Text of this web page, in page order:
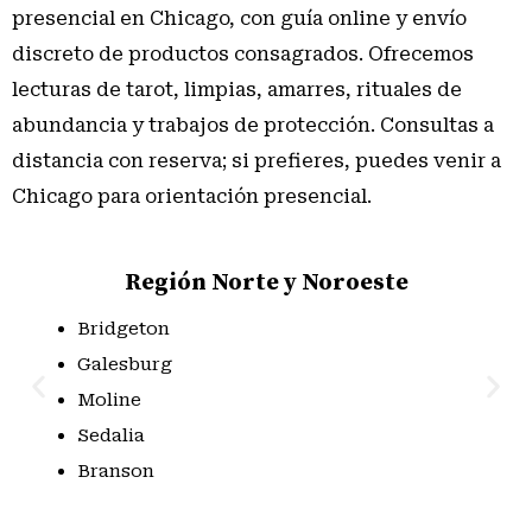
presencial en Chicago, con guía online y envío
discreto de productos consagrados. Ofrecemos
lecturas de tarot, limpias, amarres, rituales de
abundancia y trabajos de protección. Consultas a
distancia con reserva; si prefieres, puedes venir a
Chicago para orientación presencial.
Región Norte y Noroeste
Bridgeton
Galesburg
Moline
Sedalia
Branson